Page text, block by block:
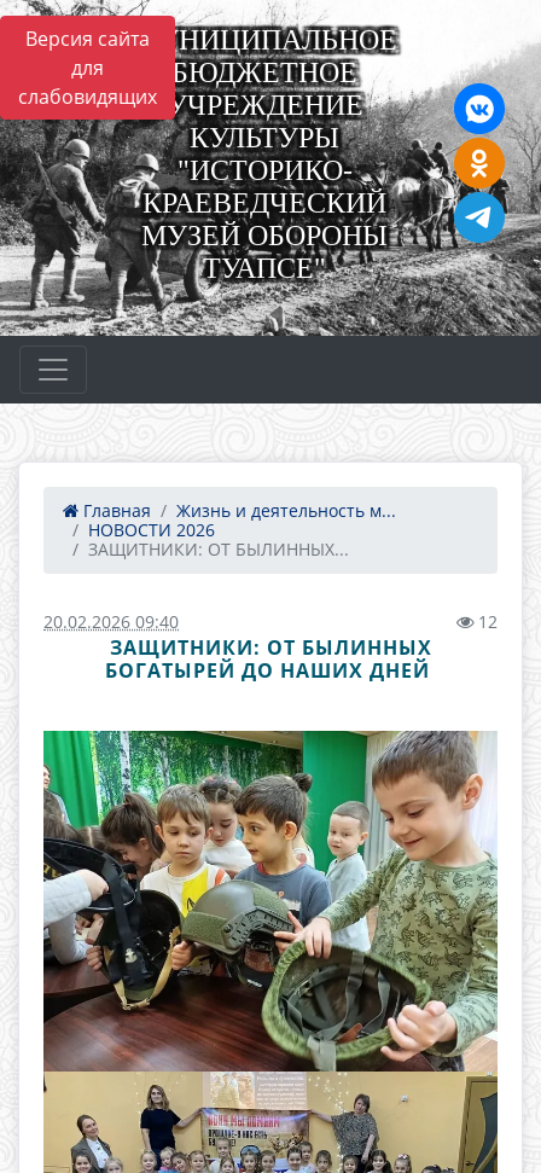
Версия сайта
для
слабовидящих
МУНИЦИПАЛЬНОЕ
БЮДЖЕТНОЕ
УЧРЕЖДЕНИЕ
КУЛЬТУРЫ
"ИСТОРИКО-
КРАЕВЕДЧЕСКИЙ
МУЗЕЙ ОБОРОНЫ
ТУАПСЕ"
Главная
Жизнь и деятельность м...
НОВОСТИ 2026
ЗАЩИТНИКИ: ОТ БЫЛИННЫХ...
20.02.2026 09:40 12
ЗАЩИТНИКИ: ОТ БЫЛИННЫХ
БОГАТЫРЕЙ ДО НАШИХ ДНЕЙ ​